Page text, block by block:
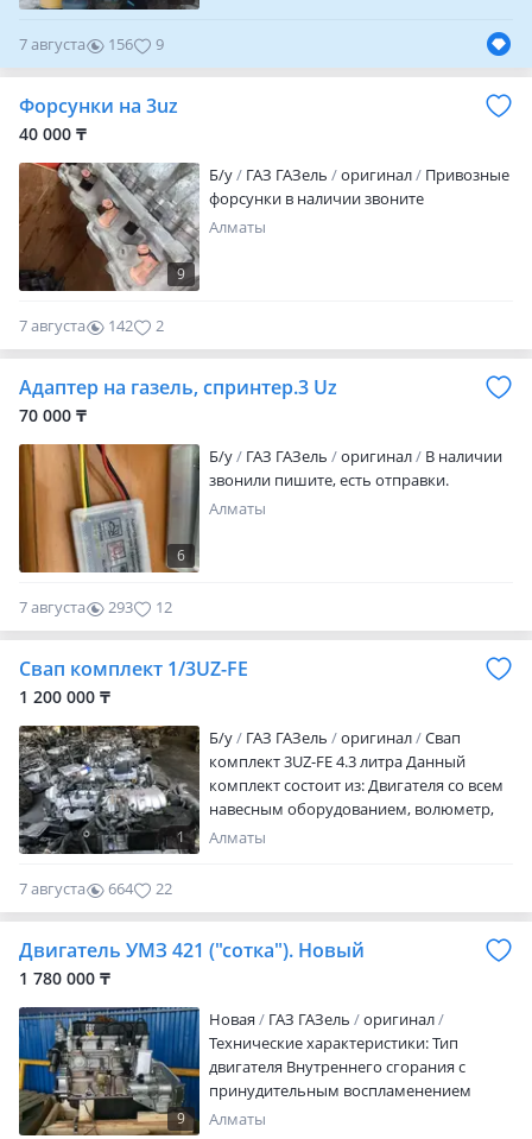
7 августа 156 9
Форсунки на 3uz
40 000 ₸
9
Б/y ГАЗ ГАЗель оригинал
Привозные
форсунки в наличии звоните
Алматы
7 августа 142 2
Адаптер на газель, спринтер.3 Uz
70 000 ₸
6
Б/y ГАЗ ГАЗель оригинал
В наличии
звонили пишите, есть отправки.
Алматы
7 августа 293 12
Свап комплект 1/3UZ-FE
1 200 000 ₸
1
Б/y ГАЗ ГАЗель оригинал
Свап
комплект 3UZ-FE 4.3 литра Данный
комплект состоит из: Двигателя со всем
навесным оборудованием, волюметр,
прошитый (компьютер)-ЭБУ, эластичная
приборов, педаль газа (Акселератор),
селектор и тд. Любой комплект можем
РК. За дополнительной информацией
обращаться по указанному номеру.
Алматы
7 августа 664 22
Двигатель УМЗ 421 ("сотка"). Новый
1 780 000 ₸
9
Новая ГАЗ ГАЗель
оригинал
Технические характеристики: Тип
двигателя Внутреннего сгорания с
принудительным воспламенением
рабочей смеси, четырехтактный
Алматы